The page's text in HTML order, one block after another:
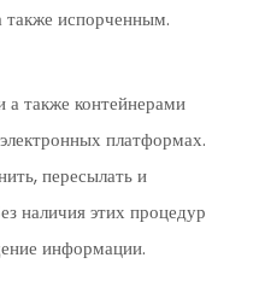
также испорченным.
также контейнерами
платформах.
пересылать и
наличия этих процедур
информации.